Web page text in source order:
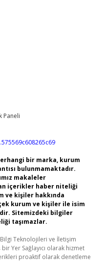
bir marka, kurum
bulunmamaktadır.
makaleler
içerikler haber niteliği
ve kişiler hakkında
kurum ve kişiler ile isim
Sitemizdeki bilgiler
taşımazlar.
Bilgi Teknolojileri ve İletişim
Yer Sağlayıcı olarak hizmet
proaktif olarak denetleme